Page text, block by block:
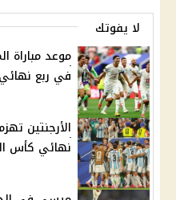
لا يفوتك
موعد مباراة
في ربع نهائي
نهائي كأس